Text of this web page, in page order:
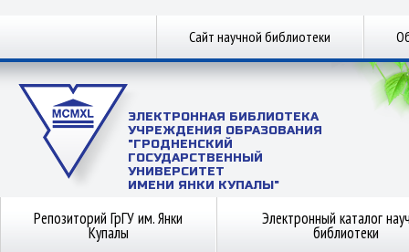
Сайт научной библиотеки
ЭЛЕКТРОННАЯ БИБЛИОТЕКА
УЧРЕЖДЕНИЯ ОБРАЗОВАНИЯ
"ГРОДНЕНСКИЙ
ГОСУДАРСТВЕННЫЙ
УНИВЕРСИТЕТ
ИМЕНИ ЯНКИ КУПАЛЫ"
Репозиторий ГрГУ им. Янки
Купалы
Электронный каталог
библиотеки